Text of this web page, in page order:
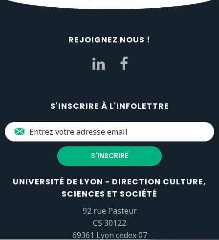
REJOIGNEZ NOUS !
S'INSCRIRE À L'INFOLETTRE
UNIVERSITÉ DE LYON - DIRECTION CULTURE,
SCIENCES ET SOCIÉTÉ
92 rue Pasteur
CS 30122
69361 Lyon cedex 07